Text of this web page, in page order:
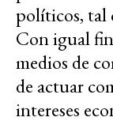
políticos, tal
Con igual
medios de
de actuar
intereses